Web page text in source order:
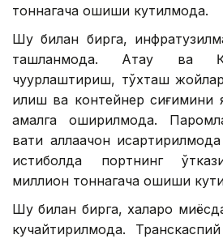
тоннагача ошиши кутилмоқда.
Шу билан бирга,
ташланмоқда. Ақтау ва
чуқурлаштириш, тўхташ
қилиш ва контейнер сиғимини
амалга оширилмоқда.
вақти аллақачон
истиқболда портнинг
миллион тоннагача ошиши
Шу билан бирга, халқаро
кучайтирилмоқда.